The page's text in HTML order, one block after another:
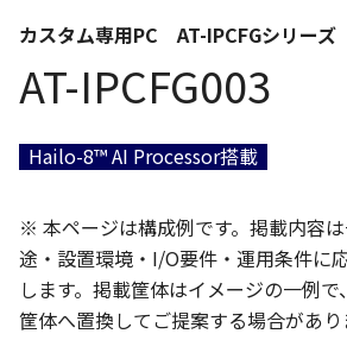
カスタム専用PC AT-IPCFGシリーズ
AT-IPCFG003
Hailo-8™ AI Processor搭載
※ 本ページは構成例です。掲載内容
途・設置環境・I/O要件・運用条件に
します。掲載筐体はイメージの一例
筐体へ置換してご提案する場合があり